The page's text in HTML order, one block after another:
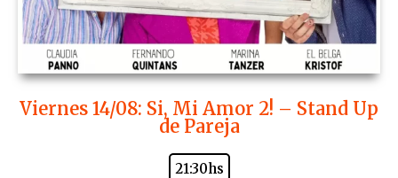
Viernes 14/08: Si, Mi Amor 2! – Stand Up
de Pareja
21:30hs